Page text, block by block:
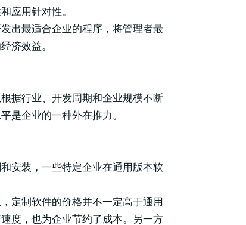
应用针对性。
出最适合企业的程序，将管理者最
济效益。
据行业、开发周期和企业规模不断
是企业的一种外在推力。
安装，一些特定企业在通用版本软
定制软件的价格并不一定高于通用
度，也为企业节约了成本。另一方